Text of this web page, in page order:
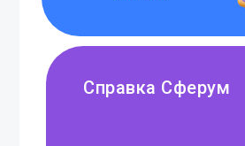
Справка Сферум